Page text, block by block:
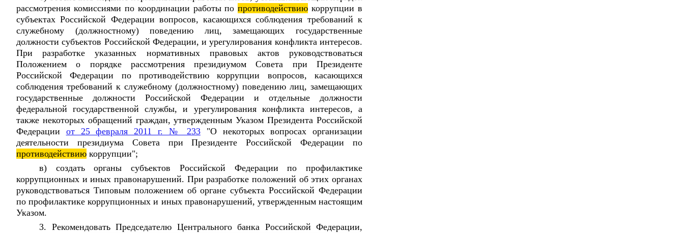
рассмотрения комиссиями по координации работы попротиводействию коррупции в
субъектах Российской Федерации вопросов, касающихся соблюдения требований к
служебному (должностному) поведению лиц, замещающих государственные
должности субъектов Российской Федерации, и урегулирования конфликта интересов.
При разработке указанных нормативных правовых актов руководствоваться
Положением о порядке рассмотрения президиумом Совета при Президенте
Российской Федерации по противодействию коррупции вопросов, касающихся
соблюдения требований к служебному (должностному) поведению лиц, замещающих
государственные должности Российской Федерации и отдельные должности
федеральной государственной службы, и урегулирования конфликта интересов, а
также некоторых обращений граждан, утвержденным Указом Президента Российской
Федерации от 25 февраля 2011 г. № 233 "О некоторых вопросах организации
деятельности президиума Совета при Президенте Российской Федерации по
противодействию коррупции";
в) создать органы субъектов Российской Федерации по профилактике
коррупционных и иных правонарушений. При разработке положений об этих органах
руководствоваться Типовым положением об органе субъекта Российской Федерации
по профилактике коррупционных и иных правонарушений, утвержденным настоящим
Указом.
3. Рекомендовать Председателю Центрального банка Российской Федерации,